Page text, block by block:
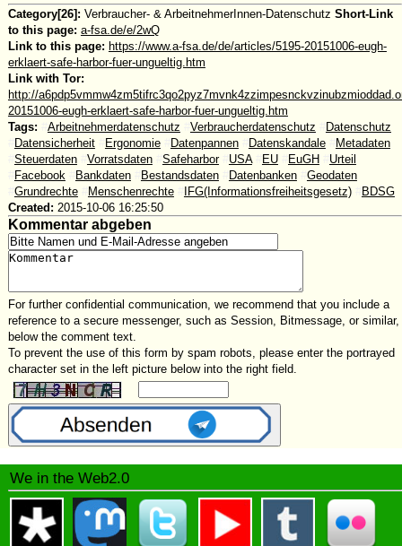
Category[26]: Verbraucher- & ArbeitnehmerInnen-Datenschutz Short-Link
to this page: a-fsa.de/e/2wQ
Link to this page: https://www.a-fsa.de/de/articles/5195-20151006-eugh-
erklaert-safe-harbor-fuer-ungueltig.htm
Link with Tor:
http://
20151006-eugh-erklaert-safe-harbor-fuer-ungueltig.htm
Tags:
Arbeitnehmerdatenschutz Verbraucherdatenschutz
Datenschutz
Datensicherheit Ergonomie Datenpannen Datenskandale
Metadaten
Steuerdaten Vorratsdaten Safeharbor USA EU EuGH
Urteil
Facebook Bankdaten Bestandsdaten Datenbanken
Geodaten
Grundrechte Menschenrechte IFG(Informationsfreiheitsgesetz)
BDSG
Created: 2015-10-06 16:25:50
Kommentar abgeben
For further confidential communication, we recommend that you include a
reference to a secure messenger, such as Session, Bitmessage, or similar,
below the comment text.
To prevent the use of this form by spam robots, please enter the portrayed
character set in the left picture below into the right field.
We in the Web2.0